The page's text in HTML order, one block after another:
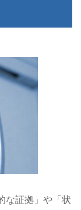
な証拠」や「状